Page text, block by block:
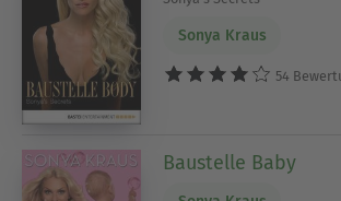
Sonya Kraus
54
Baustelle Baby